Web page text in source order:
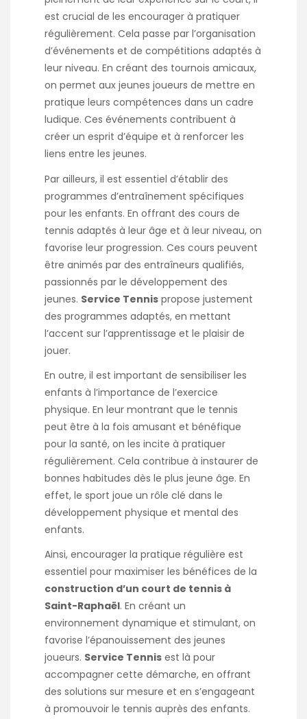
est crucial de les encourager à pratiquer
régulièrement. Cela passe par l’organisation
d’événements et de compétitions adaptés à
leur niveau. En créant des tournois amicaux,
on permet aux jeunes joueurs de mettre en
pratique leurs compétences dans un cadre
ludique. Ces événements contribuent à
créer un esprit d’équipe et à renforcer les
liens entre les jeunes.
Par ailleurs, il est essentiel d’établir des
programmes d’entraînement spécifiques
pour les enfants. En offrant des cours de
tennis adaptés à leur âge et à leur niveau, on
favorise leur progression. Ces cours peuvent
être animés par des entraîneurs qualifiés,
passionnés par le développement des
jeunes. Service Tennis propose justement
des programmes adaptés, en mettant
l’accent sur l’apprentissage et le plaisir de
jouer.
En outre, il est important de sensibiliser les
enfants à l’importance de l’exercice
physique. En leur montrant que le tennis
peut être à la fois amusant et bénéfique
pour la santé, on les incite à pratiquer
régulièrement. Cela contribue à instaurer de
bonnes habitudes dès le plus jeune âge. En
effet, le sport joue un rôle clé dans le
développement physique et mental des
enfants.
Ainsi, encourager la pratique régulière est
essentiel pour maximiser les bénéfices de la
construction d’un court de tennis à
Saint-Raphaël. En créant un
environnement dynamique et stimulant, on
favorise l’épanouissement des jeunes
joueurs. Service Tennis est là pour
accompagner cette démarche, en offrant
des solutions sur mesure et en s’engageant
à promouvoir le tennis auprès des enfants.